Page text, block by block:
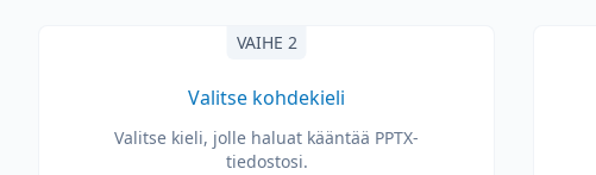
VAIHE 2
Valitse kohdekieli
Valitse kieli, jolle haluat kääntää PPTX-
tiedostosi.